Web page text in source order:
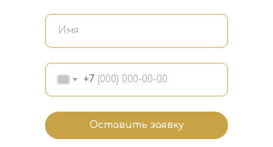
+7
Оставить заявку